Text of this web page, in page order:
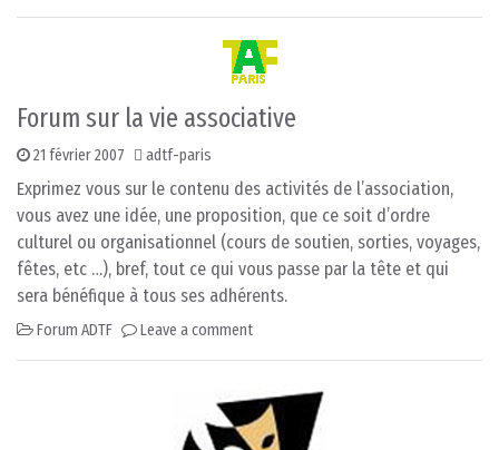
Forum sur la vie associative
21 février 2007 adtf-paris
Exprimez vous sur le contenu des activités de l’association,
vous avez une idée, une proposition, que ce soit d’ordre
culturel ou organisationnel (cours de soutien, sorties, voyages,
fêtes, etc …), bref, tout ce qui vous passe par la tête et qui
sera bénéfique à tous ses adhérents.
Forum ADTF Leave a comment